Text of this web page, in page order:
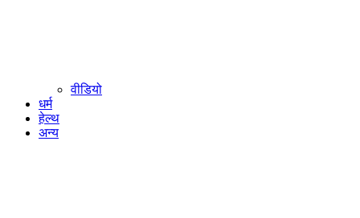
वीडियो
धर्म
हेल्थ
अन्य